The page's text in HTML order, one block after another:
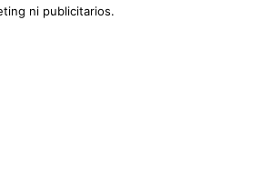
ni publicitarios.